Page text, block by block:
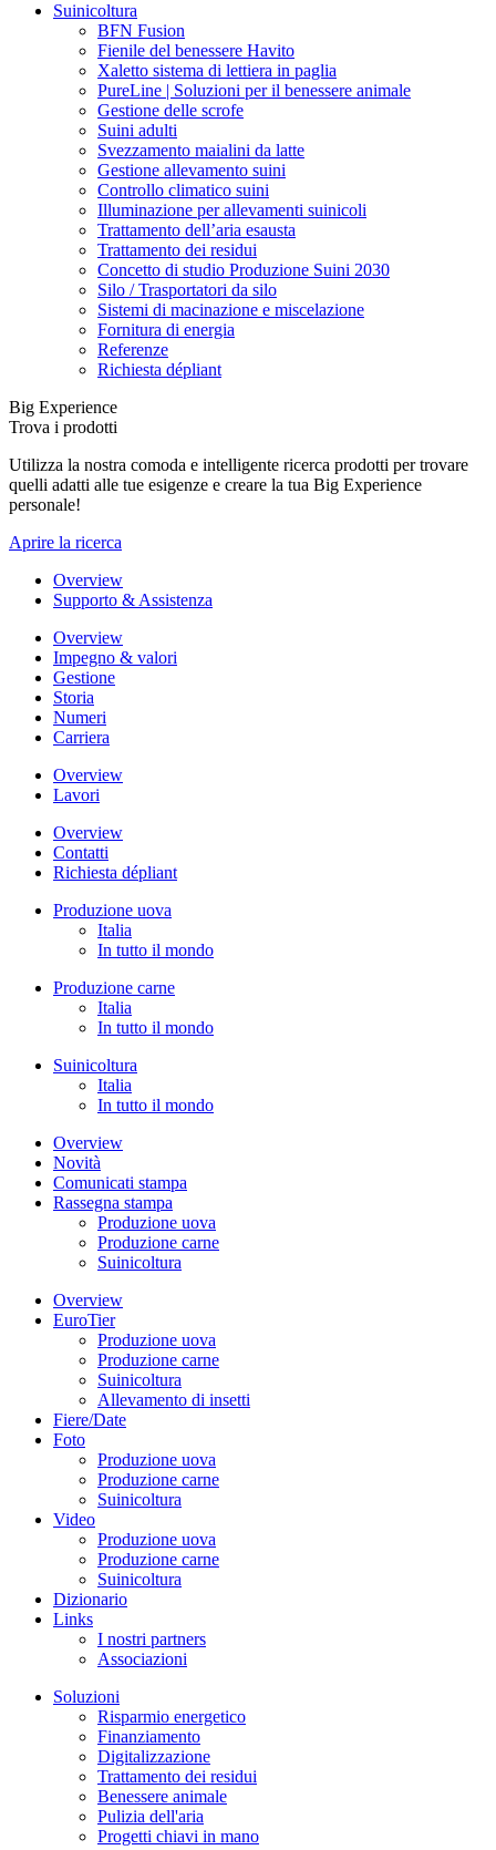
Suinicoltura
BFN Fusion
Fienile del benessere Havito
Xaletto sistema di lettiera in paglia
PureLine | Soluzioni per il benessere animale
Gestione delle scrofe
Suini adulti
Svezzamento maialini da latte
Gestione allevamento suini
Controllo climatico suini
Illuminazione per allevamenti suinicoli
Trattamento dell’aria esausta
Trattamento dei residui
Concetto di studio Produzione Suini 2030
Silo / Trasportatori da silo
Sistemi di macinazione e miscelazione
Fornitura di energia
Referenze
Richiesta dépliant
Big Experience
Trova i prodotti
Utilizza la nostra comoda e intelligente ricerca prodotti per trovare
quelli adatti alle tue esigenze e creare la tua Big Experience
personale!
Aprire la ricerca
Overview
Supporto & Assistenza
Overview
Impegno & valori
Gestione
Storia
Numeri
Carriera
Overview
Lavori
Overview
Contatti
Richiesta dépliant
Produzione uova
Italia
In tutto il mondo
Produzione carne
Italia
In tutto il mondo
Suinicoltura
Italia
In tutto il mondo
Overview
Novità
Comunicati stampa
Rassegna stampa
Produzione uova
Produzione carne
Suinicoltura
Overview
EuroTier
Produzione uova
Produzione carne
Suinicoltura
Allevamento di insetti
Fiere/Date
Foto
Produzione uova
Produzione carne
Suinicoltura
Video
Produzione uova
Produzione carne
Suinicoltura
Dizionario
Links
I nostri partners
Associazioni
Soluzioni
Risparmio energetico
Finanziamento
Digitalizzazione
Trattamento dei residui
Benessere animale
Pulizia dell'aria
Progetti chiavi in mano